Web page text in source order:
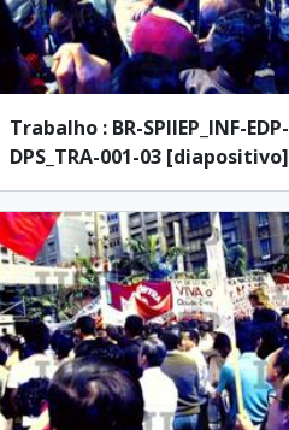
Trabalho : BR-SPIIEP_INF-EDP-
DPS_TRA-001-03 [diapositivo]